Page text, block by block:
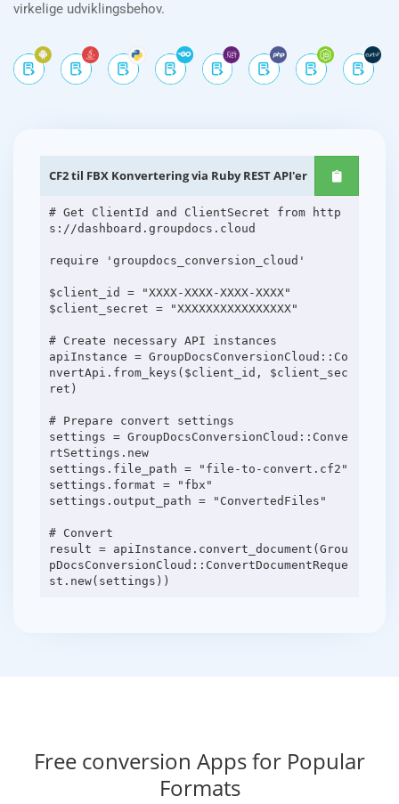
virkelige udviklingsbehov.
CF2 til FBX Konvertering via Ruby REST API'er
# Get ClientId and ClientSecret from http
s://dashboard.groupdocs.cloud
require 'groupdocs_conversion_cloud'
$client_id = "XXXX-XXXX-XXXX-XXXX"
$client_secret = "XXXXXXXXXXXXXXXX"
# Create necessary API instances
apiInstance = GroupDocsConversionCloud::Co
nvertApi.from_keys($client_id, $client_sec
ret)
# Prepare convert settings
settings = GroupDocsConversionCloud::Conve
rtSettings.new
settings.file_path = "file-to-convert.cf2"
settings.format = "fbx"
settings.output_path = "ConvertedFiles"
# Convert
result = apiInstance.convert_document(Grou
pDocsConversionCloud::ConvertDocumentReque
Free conversion Apps for Popular
Formats